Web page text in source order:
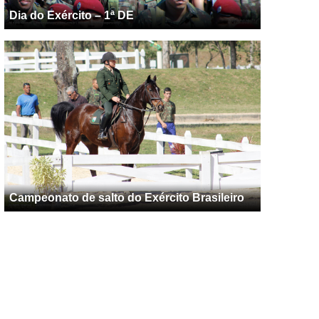
Dia do Exército – 1ª DE
Campeonato de salto do Exército Brasileiro